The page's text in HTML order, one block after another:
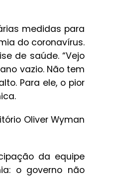
medidas para
do coronavírus.
de saúde. “Vejo
vazio. Não tem
Para ele, o pior
Oliver Wyman
da equipe
o governo não